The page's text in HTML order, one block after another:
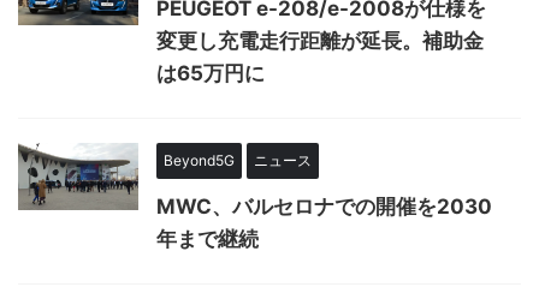
PEUGEOT e-208/e-2008が仕様を
変更し充電走行距離が延長。補助金
は65万円に
Beyond5G ニュース
MWC、バルセロナでの開催を2030
年まで継続